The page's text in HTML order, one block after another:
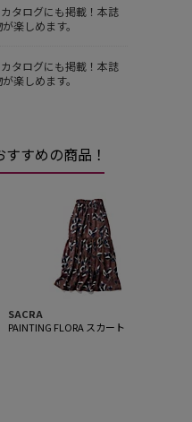
タログにも掲載！本誌
楽しめます。
タログにも掲載！本誌
楽しめます。
すめの商品！
SACRA
PAINTING FLORA スカート